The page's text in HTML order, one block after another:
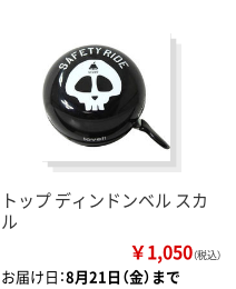
トップ ディンドンベル スカ
ル
￥1,050（税込）
お届け日：8月21日（金）まで